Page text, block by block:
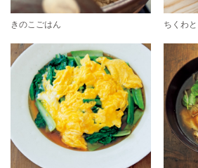
きのこごはん ちくわ